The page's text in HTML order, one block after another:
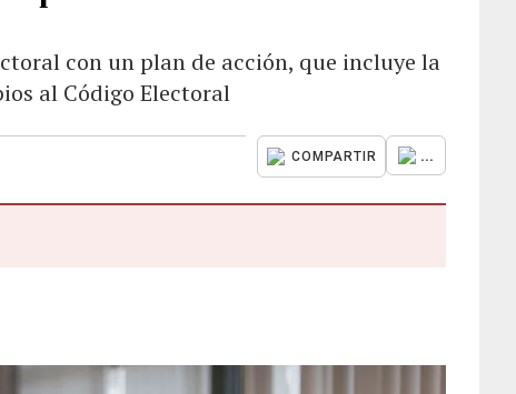
con un plan de acción, que incluye la
al Código Electoral
COMPARTIR ...